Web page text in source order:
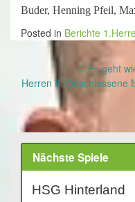
Buder, Henning Pfeil,
Posted in Berichte
navigation
← Es geht
Herren II: Geschlossene
Nächste Spiele
HSG Hinterland